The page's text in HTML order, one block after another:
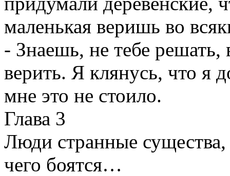
маленькая веришь во
- Знаешь, не тебе решать,
верить. Я клянусь, что я
мне это не стоило.
Глава 3
Люди странные существа,
чего боятся…